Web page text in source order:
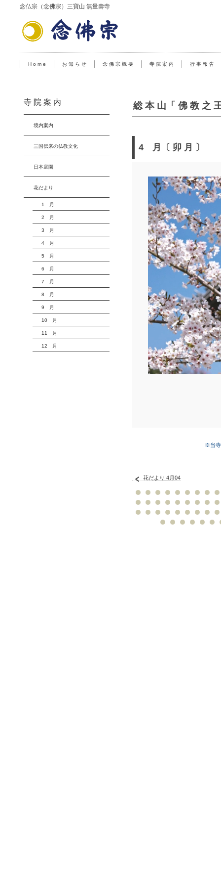
念仏宗（念佛宗）三寶山 無量壽寺
H o m e お 知 ら せ 念 佛 宗 概 要 寺 院 案 内 行 事 報 告
総 本 山「 佛 教 之
4 月〔 卯 月 〕
※当寺
花だより 4月04
寺 院 案 内
境内案内
三国伝来の仏教文化
日本庭園
花だより
1 月
2 月
3 月
4 月
5 月
6 月
7 月
8 月
9 月
10 月
11 月
12 月